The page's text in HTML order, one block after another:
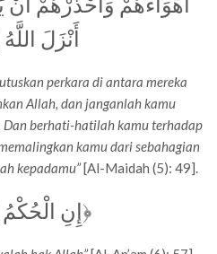
أَنْزَلَ
perkara di antara mereka
Allah, dan janganlah kamu
berhati-hatilah kamu terhadap
kamu dari sebahagian
kepadamu”[Al-Maidah (5): 49].
﴿إِنِ الْحُكْمُ